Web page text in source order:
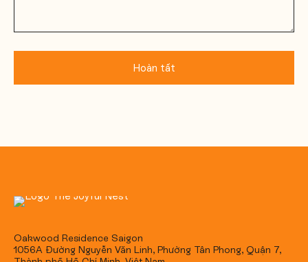
Oakwood Residence Saigon
1056A Đường Nguyễn Văn Linh, Phường Tân Phong, Quận 7,